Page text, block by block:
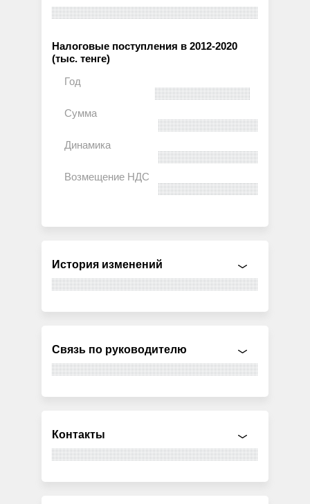
Налоговые поступления в 2012-2020
(тыс. тенге)
История изменений
Связь по руководителю
Контакты